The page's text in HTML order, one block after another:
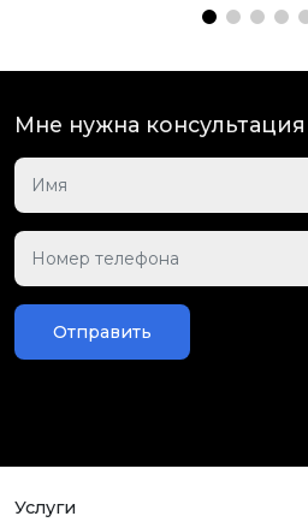
Мне нужна консультация
Отправить
Услуги